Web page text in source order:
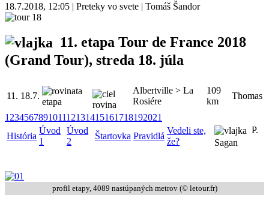
18.7.2018, 12:05 | Preteky vo svete | Tomáš Šandor
11. etapa Tour de France 2018
(Grand Tour), streda 18. júla
11. 18.7.
Albertville > La
Rosiére
109
km
Thomas
1 23456789101112131415161718192021
História
Úvod
1
Úvod
2
Štartovka Pravidlá
Vedeli ste,
že?
P.
Sagan
profil etapy, 4089 nastúpaných metrov (© letour.fr)